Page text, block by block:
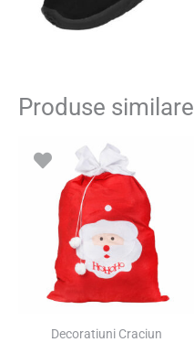
Produse similare
Decoratiuni Craciun